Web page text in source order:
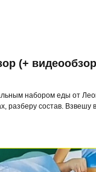
(+
набором еды от
разберу состав.